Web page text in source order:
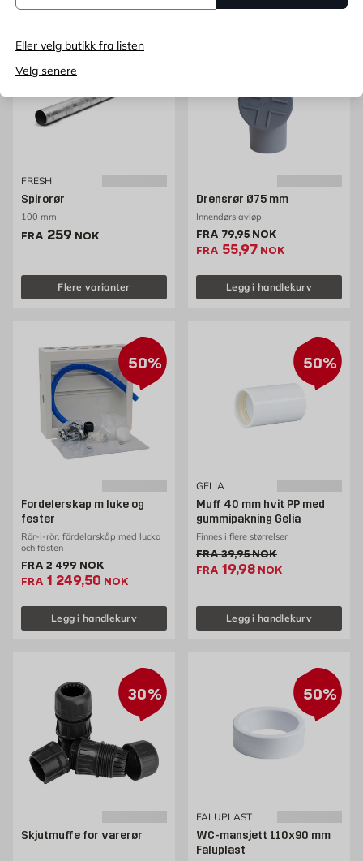
Eller velg butikk fra listen
Velg senere
FRESH
Spirorør
100 mm
FRA Pris 259 NOK /stk
259 NOK
Flere varianter
Drensrør Ø75 mm
Innendørs avløp
FRAGammel pris 79.95 NOK /
79,95NOK
FRA Ekstrapris 55.97
55,97 NOK
Legg i handlekurv
50%
Fordelerskap m luke og
fester
Rör-i-rör, fördelarskåp med lucka
och fästen
FRAGammel pris 2499 NOK /stk
2 499NOK
FRA Ekstrapris 1249.5 NOK /stk
1 249,50 NOK
Legg i handlekurv
50%
GELIA
Muff 40 mm hvit PP med
gummipakning Gelia
Finnes i flere størrelser
FRAGammel pris 39.95 NOK /
39,95NOK
FRA Ekstrapris 19.98
19,98 NOK
Legg i handlekurv
30%
Skjutmuffe for varerør
50%
FALUPLAST
WC-mansjett 110x90 mm
Faluplast